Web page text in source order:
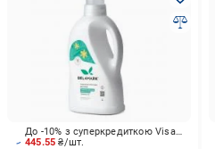
445.55₴/шт.
До -10% з суперкредиткою Visa Вигода